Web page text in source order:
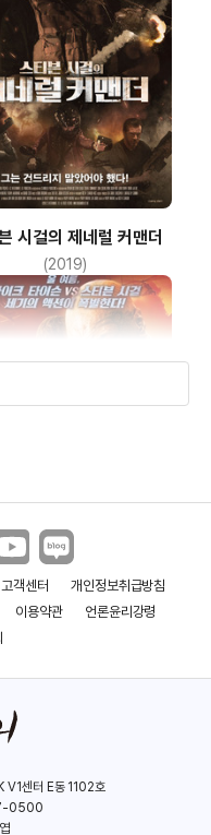
시걸의 제네럴 커맨더
(2019)
세일즈맨의 전설
고객센터
개인정보취급방침
이용약관
언론윤리강령
V1센터 E동 1102호
0500